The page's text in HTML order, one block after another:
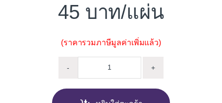
45 /แผ่น
(ราคารวมภาษีมูลค่าเพิ่มแล้ว)
- +